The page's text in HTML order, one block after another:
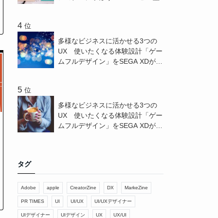
位
多様なビジネスに活かせる3つの
UX 使いたくなる体験設計「ゲー
ムフルデザイン」をSEGA XDが解
位
多様なビジネスに活かせる3つの
UX 使いたくなる体験設計「ゲー
ムフルデザイン」をSEGA XDが解
タグ
Adobe apple CreatorZine DX MarkeZine
PR TIMES UI UI/UX UI/UXデザイナー
UIデザイナー UIデザイン UX UX/UI